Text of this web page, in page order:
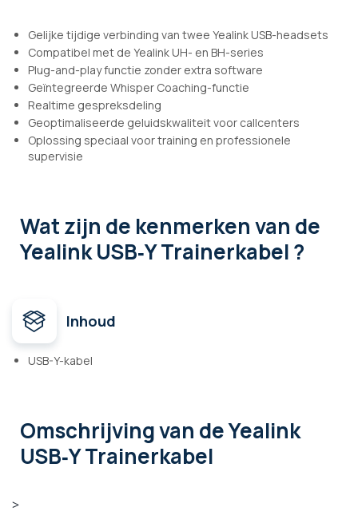
Gelijke tijdige verbinding van twee Yealink USB-headsets
Compatibel met de Yealink UH- en BH-series
Plug-and-play functie zonder extra software
Geïntegreerde Whisper Coaching-functie
Realtime gespreksdeling
Geoptimaliseerde geluidskwaliteit voor callcenters
Oplossing speciaal voor training en professionele
supervisie
Wat zijn de kenmerkenvan de
Yealink USB‑Y Trainerkabel ?
Inhoud
USB-Y-kabel
Omschrijvingvan de Yealink
USB‑Y Trainerkabel
>